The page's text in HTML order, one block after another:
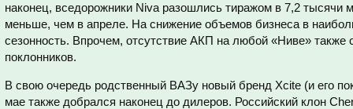
наконец, вседорожники Niva разошлись тиражом в 7,2 тысячи
меньше, чем в апреле. На снижение объемов бизнеса в
сезонность. Впрочем, отсутствие АКП на любой «Ниве» также
поклонников.
В свою очередь родственный ВАЗу новый бренд Xcite (и его
мае также добрался наконец до дилеров. Российский клон